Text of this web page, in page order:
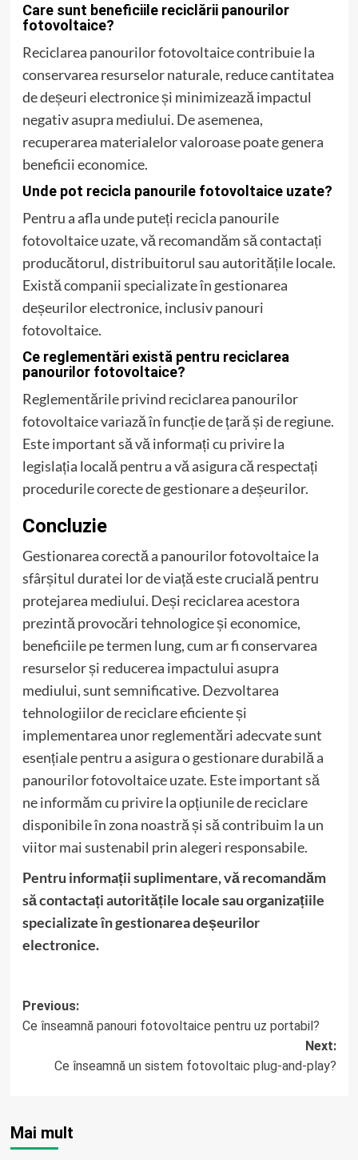
Care sunt beneficiile reciclării panourilor
fotovoltaice?
Reciclarea panourilor fotovoltaice contribuie la
conservarea resurselor naturale, reduce cantitatea
de deșeuri electronice și minimizează impactul
negativ asupra mediului. De asemenea,
recuperarea materialelor valoroase poate genera
beneficii economice.
Unde pot recicla panourile fotovoltaice uzate?
Pentru a afla unde puteți recicla panourile
fotovoltaice uzate, vă recomandăm să contactați
producătorul, distribuitorul sau autoritățile locale.
Există companii specializate în gestionarea
deșeurilor electronice, inclusiv panouri
fotovoltaice.
Ce reglementări există pentru reciclarea
panourilor fotovoltaice?
Reglementările privind reciclarea panourilor
fotovoltaice variază în funcție de țară și de regiune.
Este important să vă informați cu privire la
legislația locală pentru a vă asigura că respectați
procedurile corecte de gestionare a deșeurilor.
Concluzie
Gestionarea corectă a panourilor fotovoltaice la
sfârșitul duratei lor de viață este crucială pentru
protejarea mediului. Deși reciclarea acestora
prezintă provocări tehnologice și economice,
beneficiile pe termen lung, cum ar fi conservarea
resurselor și reducerea impactului asupra
mediului, sunt semnificative. Dezvoltarea
tehnologiilor de reciclare eficiente și
implementarea unor reglementări adecvate sunt
esențiale pentru a asigura o gestionare durabilă a
panourilor fotovoltaice uzate. Este important să
ne informăm cu privire la opțiunile de reciclare
disponibile în zona noastră și să contribuim la un
viitor mai sustenabil prin alegeri responsabile.
Pentru informații suplimentare, vă recomandăm
să contactați autoritățile locale sau organizațiile
specializate în gestionarea deșeurilor
electronice.
Post
navigation
Previous:
Ce înseamnă panouri fotovoltaice pentru uz portabil?
Next:
Ce înseamnă un sistem fotovoltaic plug-and-play?
Mai mult